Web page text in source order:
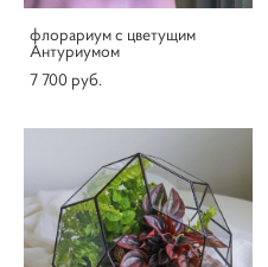
флорариум с цветущим
Антуриумом
7 700 pуб.